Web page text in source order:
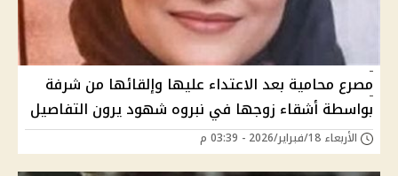
مصرع محامية بعد الاعتداء عليها وإلقائها من شرفة
بواسطة أشقاء زوجها في نبروه شهود يرون التفاصيل
الأربعاء 18/فبراير/2026 - 03:39 م